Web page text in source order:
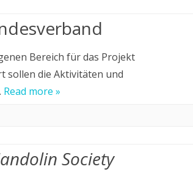
Bereich für das Projekt
sollen die Aktivitäten und
Read more »
Society